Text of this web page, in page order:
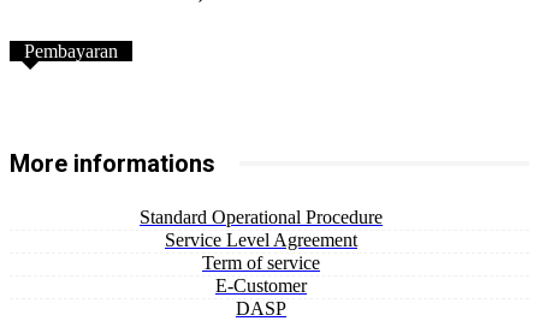
Pembayaran
More informations
Standard Operational Procedure
Service Level Agreement
Term of service
E-Customer
DASP